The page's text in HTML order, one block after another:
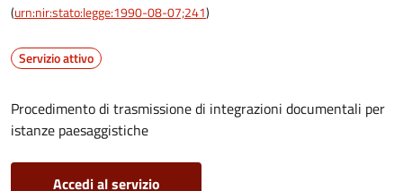
(urn:nir:stato:legge:1990-08-07;241)
Servizio attivo
Procedimento di trasmissione di integrazioni documentali per
istanze paesaggistiche
Accedi al servizio